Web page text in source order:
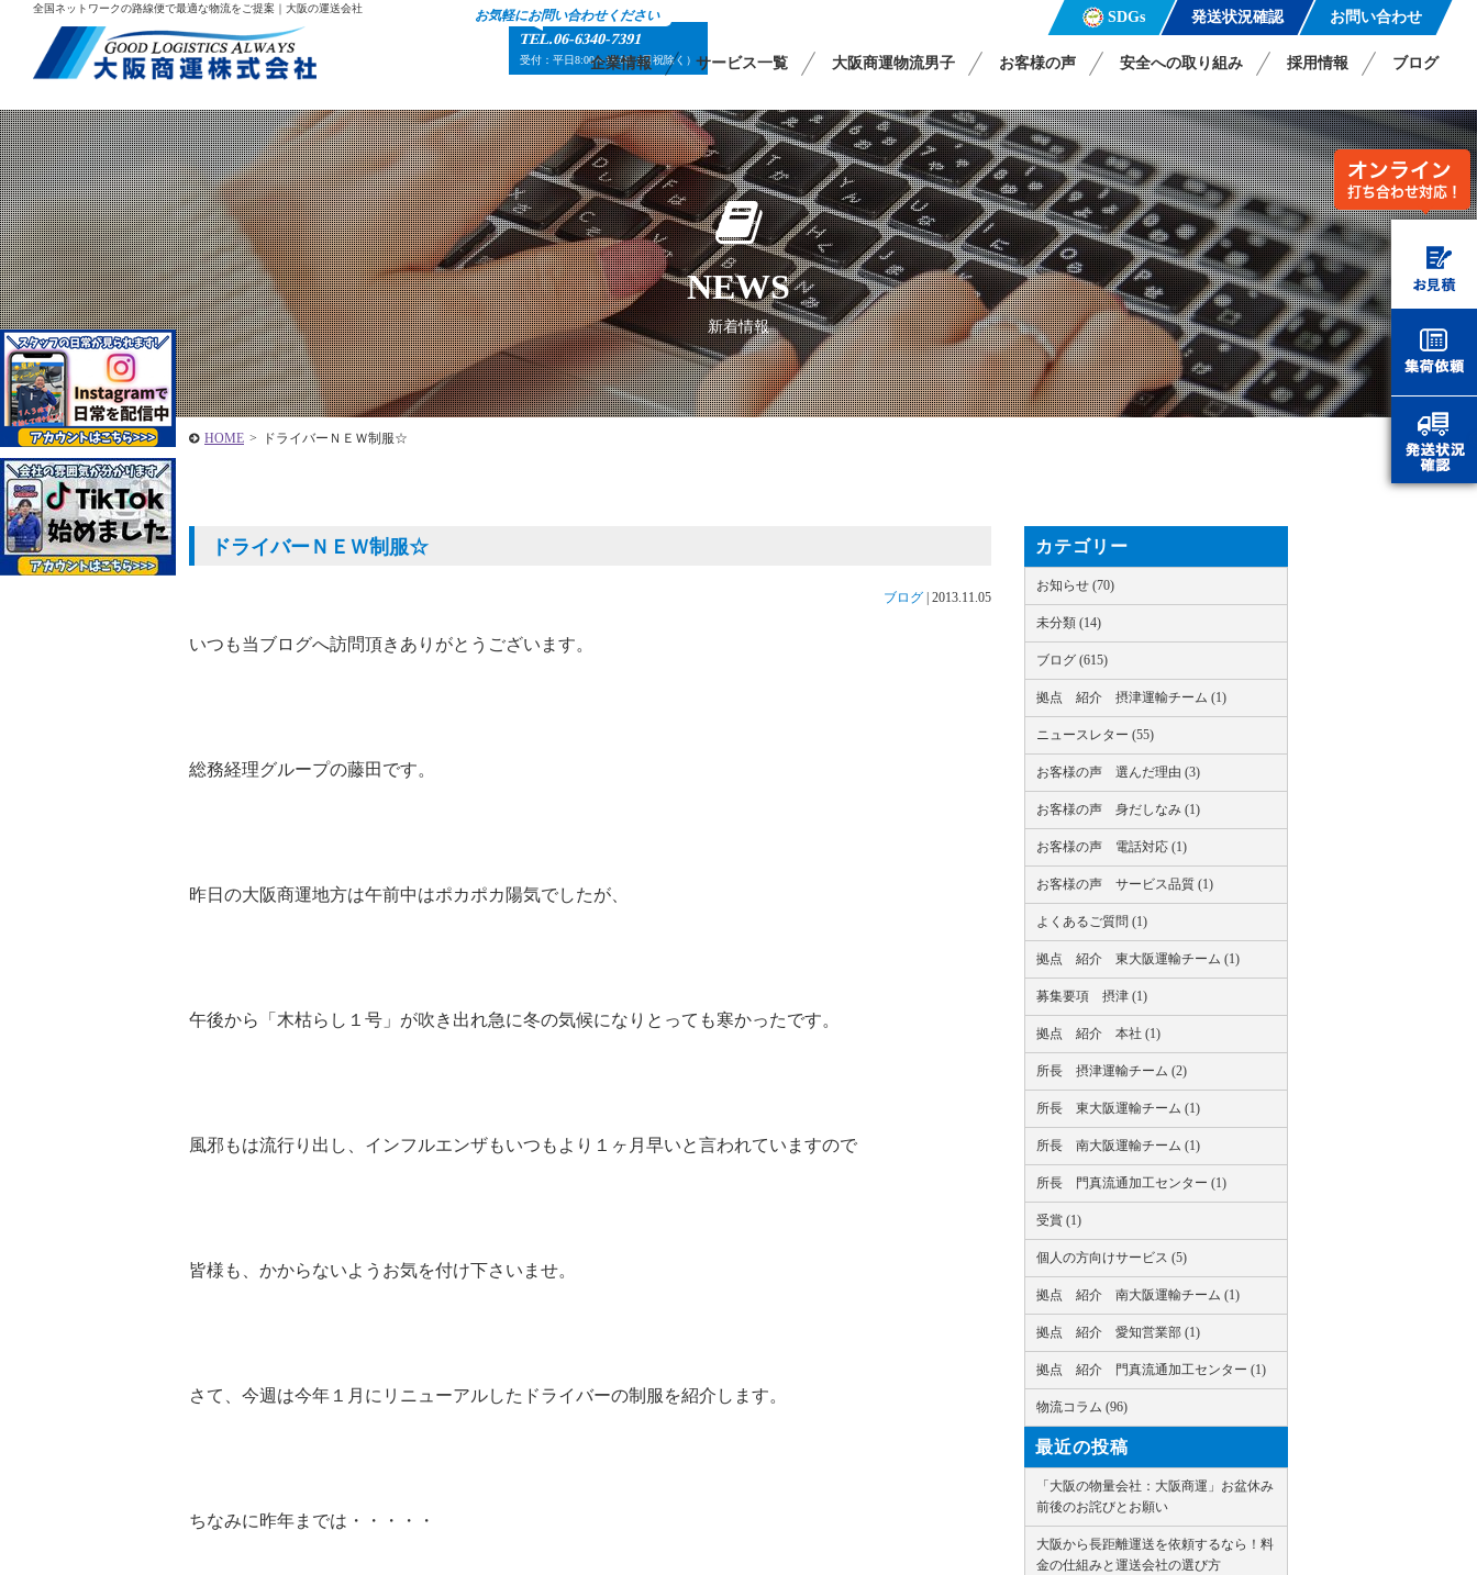
全国ネットワークの路線便で最適な物流をご提案｜大阪の運送会社 お気軽にお問い合わせください
TEL.06-6340-7391
受付：平日8:00～18:00（日祝除く）
企業情報 サービス一覧 大阪商運物流男子 お客様の声 安全への取り組み 採用情報 ブログ
SDGs 発送状況確認 お問い合わせ
NEWS
新着情報
HOME > ドライバーＮＥＷ制服☆
ドライバーＮＥＷ制服☆
ブログ 2013.11.05
いつも当ブログへ訪問頂きありがとうございます。
総務経理グループの藤田です。
昨日の大阪商運地方は午前中はポカポカ陽気でしたが、
午後から「木枯らし１号」が吹き出れ急に冬の気候になりとっても寒かったです。
風邪もは流行り出し、インフルエンザもいつもより１ヶ月早いと言われていますので
皆様も、かからないようお気を付け下さいませ。
さて、今週は今年１月にリニューアルしたドライバーの制服を紹介します。
ちなみに昨年までは・・・・・
カテゴリー
お知らせ (70)
未分類 (14)
ブログ (615)
拠点 紹介 摂津運輸チーム (1)
ニュースレター (55)
お客様の声 選んだ理由 (3)
お客様の声 身だしなみ (1)
お客様の声 電話対応 (1)
お客様の声 サービス品質 (1)
よくあるご質問 (1)
拠点 紹介 東大阪運輸チーム (1)
募集要項 摂津 (1)
拠点 紹介 本社 (1)
所長 摂津運輸チーム (2)
所長 東大阪運輸チーム (1)
所長 南大阪運輸チーム (1)
所長 門真流通加工センター (1)
受賞 (1)
個人の方向けサービス (5)
拠点 紹介 南大阪運輸チーム (1)
拠点 紹介 愛知営業部 (1)
拠点 紹介 門真流通加工センター (1)
物流コラム (96)
最近の投稿
「大阪の物量会社：大阪商運」お盆休み
前後のお詫びとお願い
大阪から長距離運送を依頼するなら！料
金の仕組みと運送会社の選び方